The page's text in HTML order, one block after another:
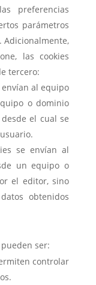
preferencias
parámetros
Adicionalmente,
las cookies
tercero:
envían al equipo
o dominio
el cual se
se envían al
un equipo o
el editor, sino
obtenidos
ser:
controlar